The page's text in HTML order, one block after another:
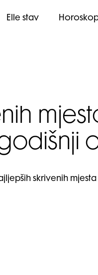
Elle stav
skrivenih